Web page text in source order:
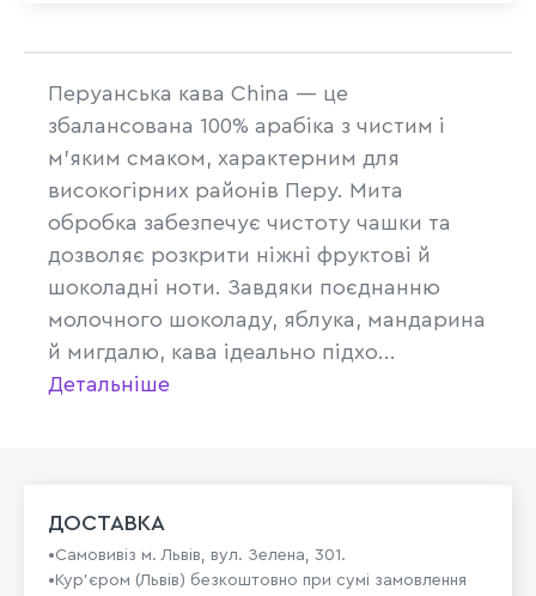
Перуанська кава China — це
збалансована 100% арабіка з чистим і
м’яким смаком, характерним для
високогірних районів Перу. Мита
обробка забезпечує чистоту чашки та
дозволяє розкрити ніжні фруктові й
шоколадні ноти. Завдяки поєднанню
молочного шоколаду, яблука, мандарина
й мигдалю, кава ідеально підхо...
Детальніше
ДОСТАВКА
•Самовивіз м. Львів, вул. Зелена, 301.
•Кур'єром (Львів) безкоштовно при сумі замовлення